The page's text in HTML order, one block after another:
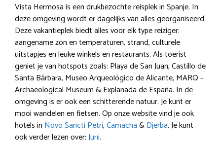
Vista Hermosa is een drukbezochte reisplek in Spanje. In
deze omgeving wordt er dagelijks van alles georganiseerd.
Deze vakantieplek biedt alles voor elk type reiziger:
aangename zon en temperaturen, strand, culturele
uitstapjes en leuke winkels en restaurants. Als toerist
geniet je van hotspots zoals: Playa de San Juan, Castillo de
Santa Bárbara, Museo Arqueológico de Alicante, MARQ –
Archaeological Museum & Explanada de España. In de
omgeving is er ook een schitterende natuur. Je kunt er
mooi wandelen en fietsen. Op onze website vind je ook
hotels in Novo Sancti Petri,Camacha&Djerba. Je kunt
ook verder lezen over:Juni.